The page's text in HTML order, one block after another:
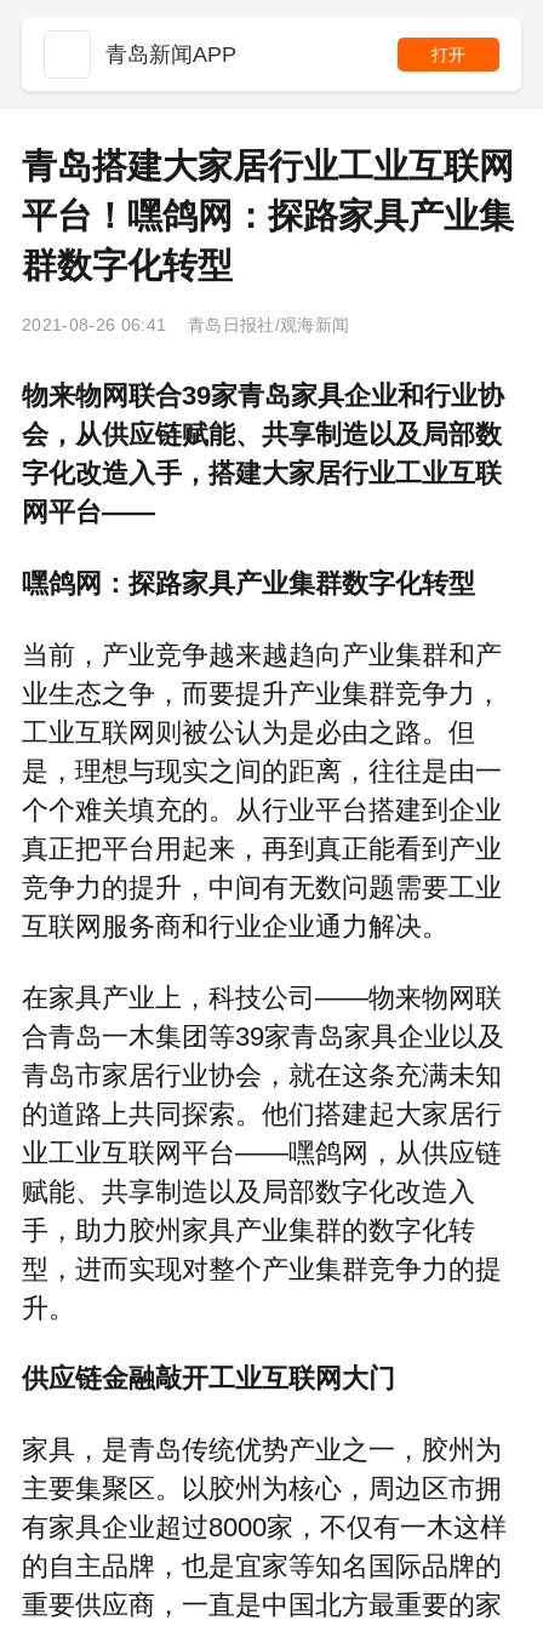
青岛新闻APP 打开
青岛搭建大家居行业工业互联网
平台！嘿鸽网：探路家具产业集
群数字化转型
2021-08-26 06:41 青岛日报社/观海新闻
物来物网联合39家青岛家具企业和行业协
会，从供应链赋能、共享制造以及局部数
字化改造入手，搭建大家居行业工业互联
网平台——
嘿鸽网：探路家具产业集群数字化转型
当前，产业竞争越来越趋向产业集群和产
业生态之争，而要提升产业集群竞争力，
工业互联网则被公认为是必由之路。但
是，理想与现实之间的距离，往往是由一
个个难关填充的。从行业平台搭建到企业
真正把平台用起来，再到真正能看到产业
竞争力的提升，中间有无数问题需要工业
互联网服务商和行业企业通力解决。
在家具产业上，科技公司——物来物网联
合青岛一木集团等39家青岛家具企业以及
青岛市家居行业协会，就在这条充满未知
的道路上共同探索。他们搭建起大家居行
业工业互联网平台——嘿鸽网，从供应链
赋能、共享制造以及局部数字化改造入
手，助力胶州家具产业集群的数字化转
型，进而实现对整个产业集群竞争力的提
升。
供应链金融敲开工业互联网大门
家具，是青岛传统优势产业之一，胶州为
主要集聚区。以胶州为核心，周边区市拥
有家具企业超过8000家，不仅有一木这样
的自主品牌，也是宜家等知名国际品牌的
重要供应商，一直是中国北方最重要的家